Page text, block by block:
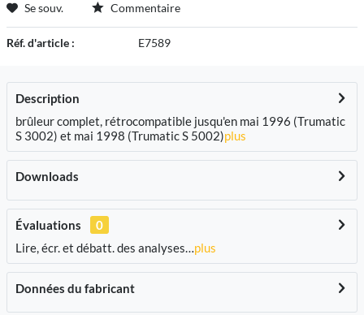
Se souv. Commentaire
Réf. d'article : E7589
Description
brûleur complet, rétrocompatible jusqu'en mai 1996 (Trumatic
S 3002) et mai 1998 (Trumatic S 5002)plus
Downloads
Évaluations
0
Lire, écr. et débatt. des analyses…plus
Données du fabricant